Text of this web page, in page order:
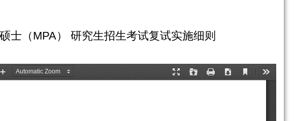
士（MPA） 研究生招生考试复试实施细则